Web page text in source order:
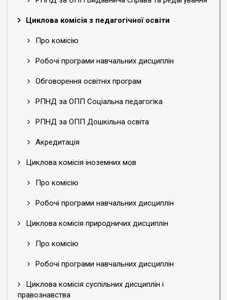
Циклова комісія з педагогічної освіти
Про комісію
Робочі програми навчальних дисциплін
Обговорення освітніх програм
РПНД за ОПП Соціальна педагогіка
РПНД за ОПП Дошкільна освіта
Акредитація
Циклова комісія іноземних мов
Про комісію
Робочі програми навчальних дисциплін
Циклова комісія природничих дисциплін
Про комісію
Робочі програми навчальних дисциплін
Циклова комісія суспільних дисциплін і
правознавства